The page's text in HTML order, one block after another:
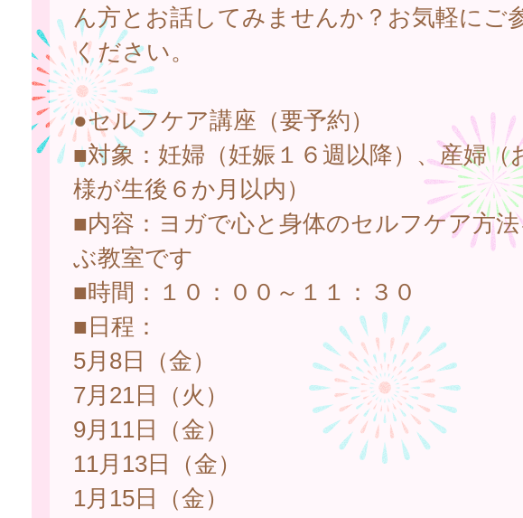
ん方とお話してみませんか？お気軽にご
ください。
●セルフケア講座（要予約）
■対象：妊婦（妊娠１６週以降）、産婦（
様が生後６か月以内）
■内容：ヨガで心と身体のセルフケア方
ぶ教室です
■時間：１０：００～１１：３０
■日程：
5月8日（金）
7月21日（火）
9月11日（金）
11月13日（金）
1月15日（金）